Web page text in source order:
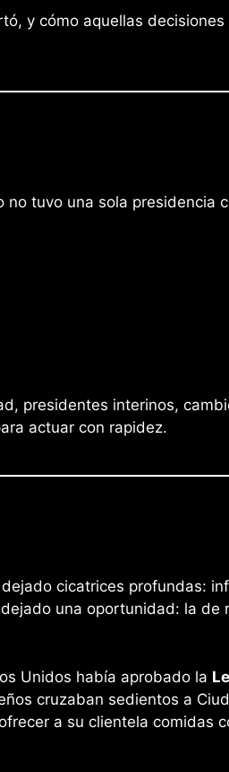
y cómo aquellas
no tuvo una sola presidencia
presidentes interinos,
actuar con rapidez.
cicatrices profundas:
una oportunidad: la de
Unidos había aprobado la
cruzaban sedientos a
a su clientela comidas